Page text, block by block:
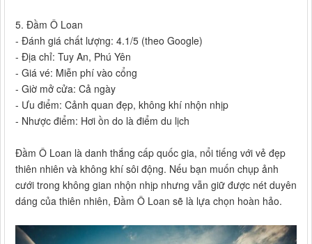
5. Đầm Ô Loan
- Đánh giá chất lượng: 4.1/5 (theo Google)
- Địa chỉ: Tuy An, Phú Yên
- Giá vé: Miễn phí vào cổng
- Giờ mở cửa: Cả ngày
- Ưu điểm: Cảnh quan đẹp, không khí nhộn nhịp
- Nhược điểm: Hơi ồn do là điểm du lịch
Đầm Ô Loan là danh thắng cấp quốc gia, nổi tiếng với vẻ đẹp
thiên nhiên và không khí sôi động. Nếu bạn muốn chụp ảnh
cưới trong không gian nhộn nhịp nhưng vẫn giữ được nét duyên
dáng của thiên nhiên, Đầm Ô Loan sẽ là lựa chọn hoàn hảo.